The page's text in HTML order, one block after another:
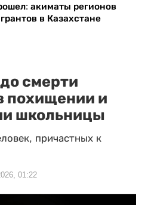
акиматы регионов
в Казахстане
смерти
похищении и
школьницы
причастных к
01:22